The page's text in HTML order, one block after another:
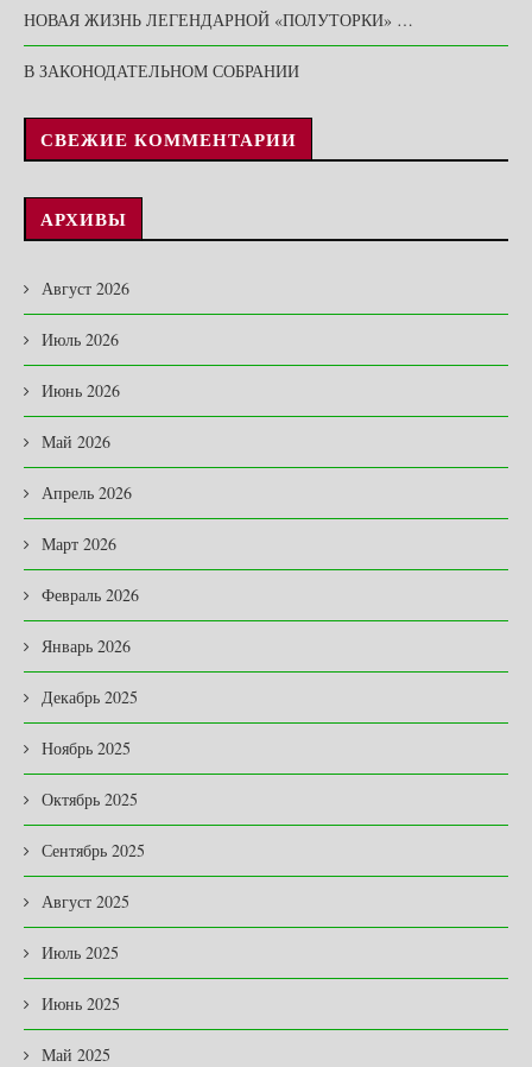
НОВАЯ ЖИЗНЬ ЛЕГЕНДАРНОЙ «ПОЛУТОРКИ» …
В ЗАКОНОДАТЕЛЬНОМ СОБРАНИИ
СВЕЖИЕ КОММЕНТАРИИ
АРХИВЫ
Август 2026
Июль 2026
Июнь 2026
Май 2026
Апрель 2026
Март 2026
Февраль 2026
Январь 2026
Декабрь 2025
Ноябрь 2025
Октябрь 2025
Сентябрь 2025
Август 2025
Июль 2025
Июнь 2025
Май 2025